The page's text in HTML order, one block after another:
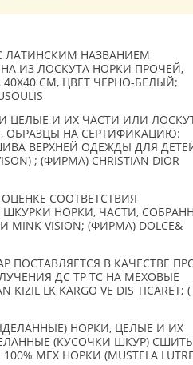
ЛАТИНСКИМ НАЗВАНИЕМ
ИЗ ЛОСКУТА НОРКИ ПРОЧЕЙ,
СМ, ЦВЕТ ЧЕРНО-БЕЛЫЙ;
ЦЕЛЫЕ И ИХ ЧАСТИ ИЛИ
ОБРАЗЦЫ НА СЕРТИФИКАЦИЮ:
ВЕРХНЕЙ ОДЕЖДЫ ДЛЯ
; (ФИРМА) CHRISTIAN DIOR
СООТВЕТСТВИЯ
НОРКИ, ЧАСТИ,
VISION; (ФИРМА) DOLCE&
В КАЧЕСТВЕ
ДС ТР ТС НА МЕХОВЫЕ
LK KARGO VE DIS TICARET;
НОРКИ, ЦЕЛЫЕ И ИХ
(КУСОЧКИ ШКУР)
МЕХ НОРКИ (MUSTELA